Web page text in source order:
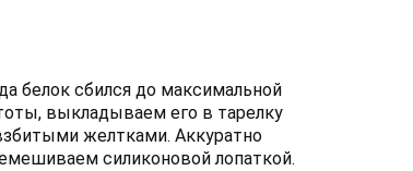
белок сбился до максимальной
выкладываем его в тарелку
желтками. Аккуратно
силиконовой лопаткой.